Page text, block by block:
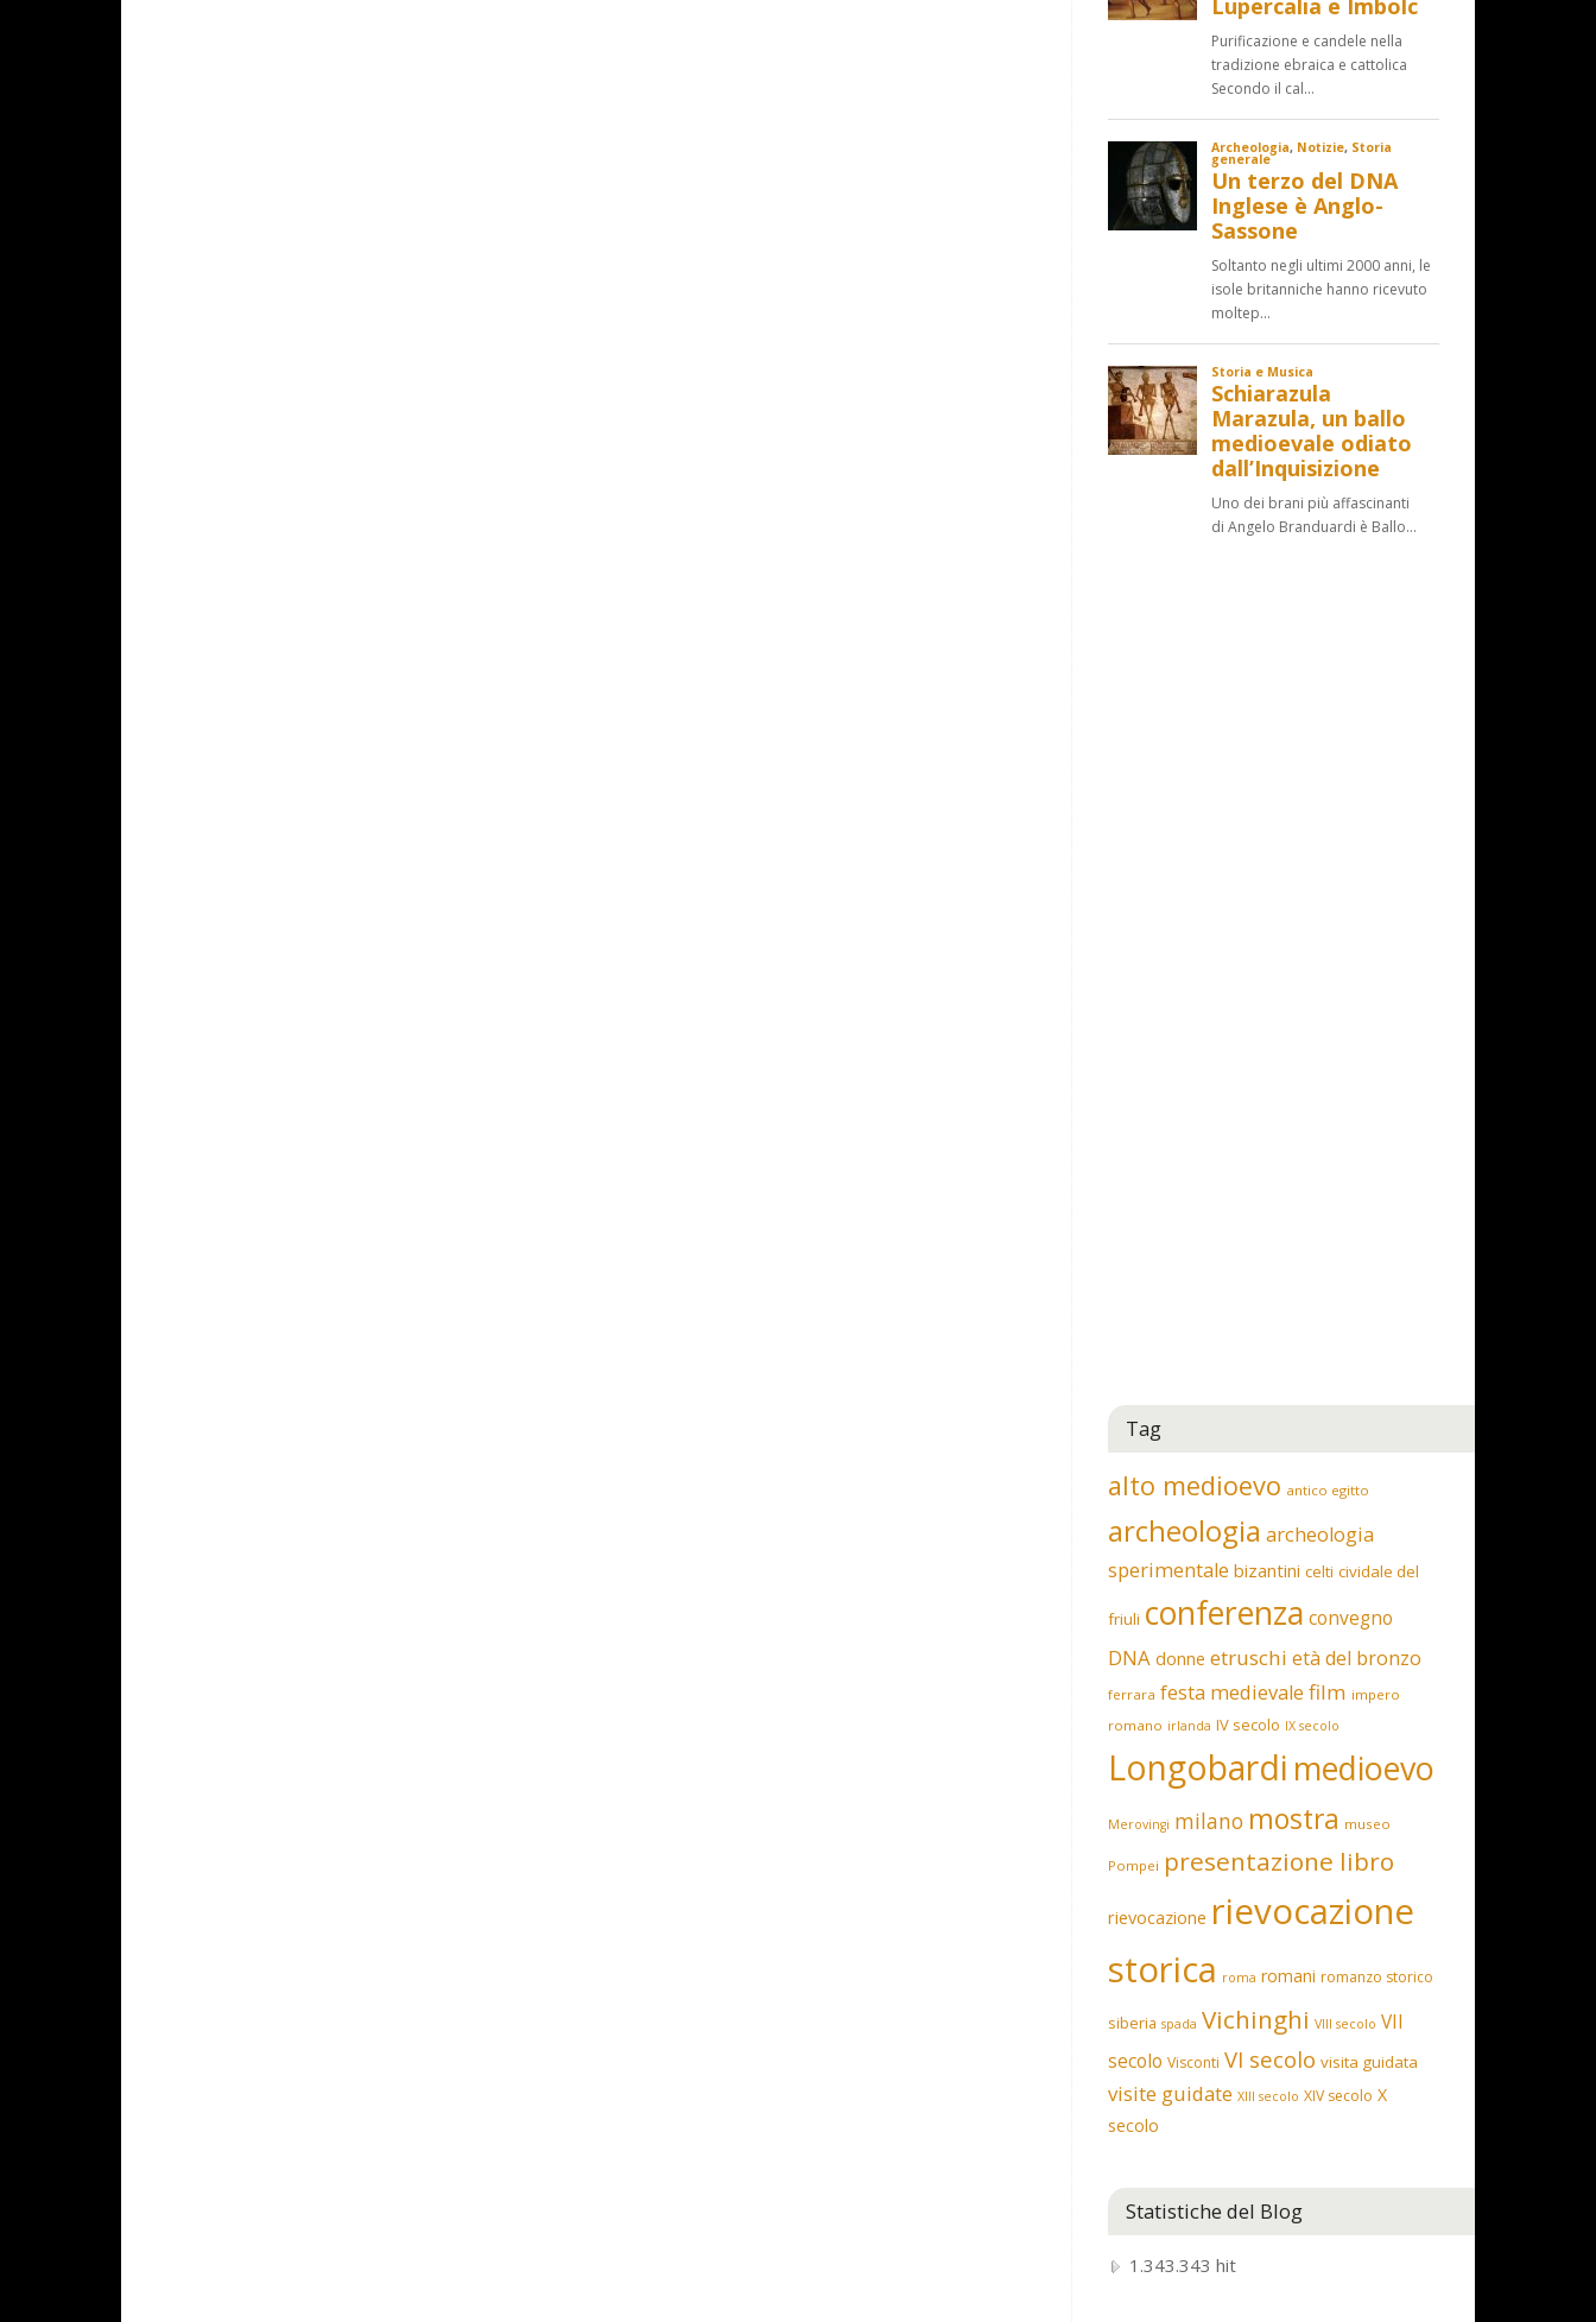
Tag
alto medioevo antico egitto
archeologia archeologia
sperimentale bizantini celti cividale del
friuli conferenza convegno
DNA donne etruschi età del bronzo
ferrara festa medievale film impero
romano irlanda IV secolo IX secolo
Longobardi medioevo
Merovingi milano mostra museo
Pompei presentazione libro
rievocazione rievocazione
storica roma romani romanzo storico
siberia spada Vichinghi VIII secolo VII
secolo Visconti VI secolo visita guidata
visite guidate XIII secolo XIV secolo X
secolo
Statistiche del Blog
1.343.343 hit